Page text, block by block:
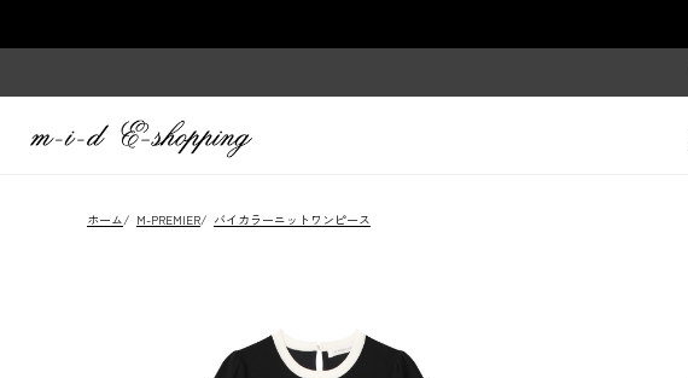
ホーム/ M-PREMIER/ バイカラーニットワンピース